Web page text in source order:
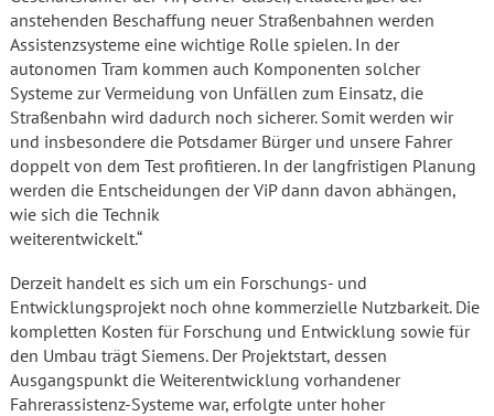
anstehenden Beschaffung neuer Straßenbahnen werden
Assistenzsysteme eine wichtige Rolle spielen. In der
autonomen Tram kommen auch Komponenten solcher
Systeme zur Vermeidung von Unfällen zum Einsatz, die
Straßenbahn wird dadurch noch sicherer. Somit werden wir
und insbesondere die Potsdamer Bürger und unsere Fahrer
doppelt von dem Test profitieren. In der langfristigen Planung
werden die Entscheidungen der ViP dann davon abhängen,
wie sich die Technik
weiterentwickelt.“
Derzeit handelt es sich um ein Forschungs- und
Entwicklungsprojekt noch ohne kommerzielle Nutzbarkeit. Die
kompletten Kosten für Forschung und Entwicklung sowie für
den Umbau trägt Siemens. Der Projektstart, dessen
Ausgangspunkt die Weiterentwicklung vorhandener
Fahrerassistenz-Systeme war, erfolgte unter hoher